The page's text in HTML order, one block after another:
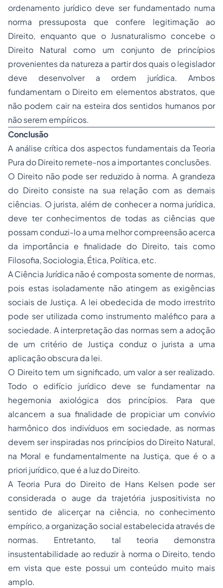
ordenamento jurídico deve ser fundamentado numa
norma pressuposta que confere legitimação ao
Direito, enquanto que o Jusnaturalismo concebe o
Direito Natural como um conjunto de princípios
provenientes da natureza a partir dos quais o legislador
deve desenvolver a ordem jurídica. Ambos
fundamentam o Direito em elementos abstratos, que
não podem cair na esteira dos sentidos humanos por
não serem empíricos.
Conclusão
A análise crítica dos aspectos fundamentais da Teoria
Pura do Direito remete-nos a importantes conclusões.
O Direito não pode ser reduzido à norma. A grandeza
do Direito consiste na sua relação com as demais
ciências. O jurista, além de conhecer a norma jurídica,
deve ter conhecimentos de todas as ciências que
possam conduzi-lo a uma melhor compreensão acerca
da importância e finalidade do Direito, tais como
Filosofia, Sociologia, Ética, Política, etc.
A Ciência Jurídica não é composta somente de normas,
pois estas isoladamente não atingem as exigências
sociais de Justiça. A lei obedecida de modo irrestrito
pode ser utilizada como instrumento maléfico para a
sociedade. A interpretação das normas sem a adoção
de um critério de Justiça conduz o jurista a uma
aplicação obscura da lei.
O Direito tem um significado, um valor a ser realizado.
Todo o edifício jurídico deve se fundamentar na
hegemonia axiológica dos princípios. Para que
alcancem a sua finalidade de propiciar um convívio
harmônico dos indivíduos em sociedade, as normas
devem ser inspiradas nos princípios do Direito Natural,
na Moral e fundamentalmente na Justiça, que é o a
priori jurídico, que é a luz do Direito.
A Teoria Pura do Direito de Hans Kelsen pode ser
considerada o auge da trajetória juspositivista no
sentido de alicerçar na ciência, no conhecimento
empírico, a organização social estabelecida através de
normas. Entretanto, tal teoria demonstra
insustentabilidade ao reduzir à norma o Direito, tendo
em vista que este possui um conteúdo muito mais
amplo.